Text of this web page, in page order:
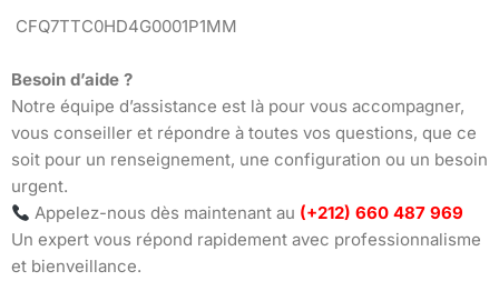
CFQ7TTC0HD4G0001P1MM
Besoin d’aide ?
Notre équipe d’assistance est là pour vous accompagner,
vous conseiller et répondre à toutes vos questions, que ce
soit pour un renseignement, une configuration ou un besoin
urgent.
Appelez-nous dès maintenant au (+212) 660 487 969
Un expert vous répond rapidement avec professionnalisme
et bienveillance.